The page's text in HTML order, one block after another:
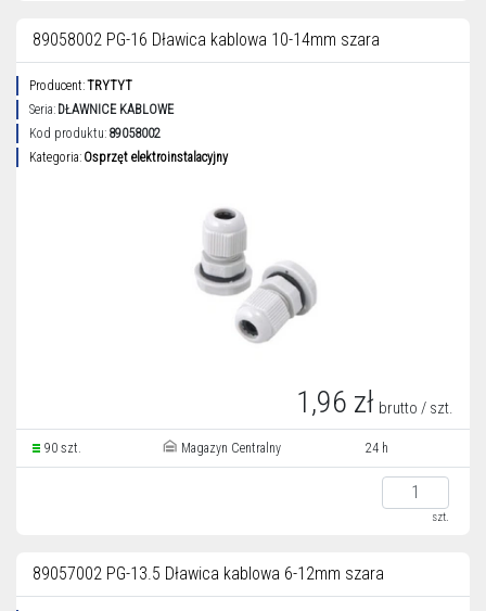
89058002 PG-16 Dławica kablowa 10-14mm szara
Producent:TRYTYT
Seria: DŁAWNICE KABLOWE
Kod produktu: 89058002
Kategoria: Osprzęt elektroinstalacyjny
1,96 zł brutto / szt.
90 szt. Magazyn Centralny 24 h
szt.
89057002 PG-13.5 Dławica kablowa 6-12mm szara